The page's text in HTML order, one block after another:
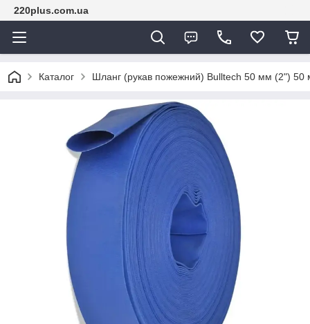
220plus.com.ua
Каталог Шланг (рукав пожежний) Bulltech 50 мм (2") 50 м